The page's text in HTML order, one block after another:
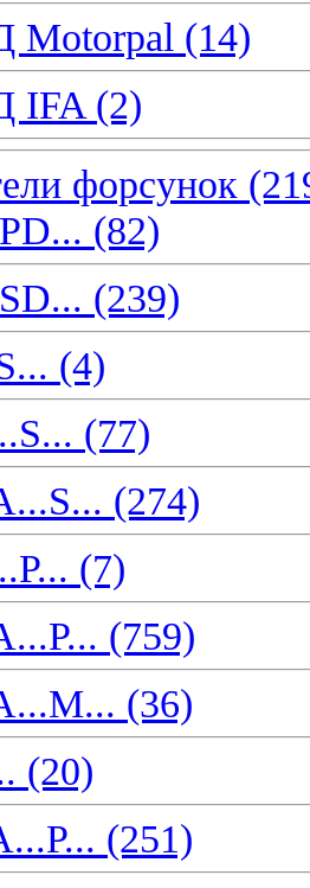
(14)
IFA (2)
форсунок
(82)
(239)
(4)
(77)
(274)
(7)
(759)
(36)
(20)
(251)